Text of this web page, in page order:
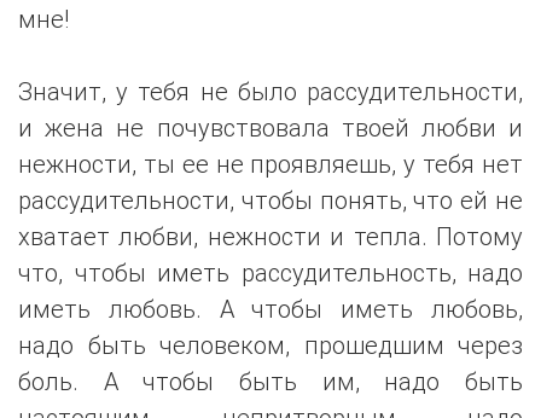
мне!
Значит, у тебя не было рассудительности,
и жена не почувствовала твоей любви и
нежности, ты ее не проявляешь, у тебя нет
рассудительности, чтобы понять, что ей не
хватает любви, нежности и тепла. Потому
что, чтобы иметь рассудительность, надо
иметь любовь. А чтобы иметь любовь,
надо быть человеком, прошедшим через
боль. А чтобы быть им, надо быть